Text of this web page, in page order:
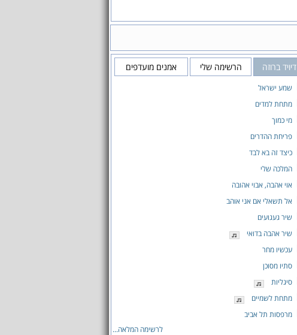
דיויד ברוזה הרשימה שלי אמנים מועדפים
שמע ישראל
מתחת למדים
מי כמוך
פריחת ההדרים
כיצד זה בא לבד
המלכה שלי
אוי אהבה, אבוי אהובה
אל תשאלי אם אני אוהב
שיר געגועים
שיר אהבה בדואי
עכשיו מחר
סתיו מסוכן
סיגליות
מתחת לשמיים
מרפסות תל אביב
לרשימה המלאה...